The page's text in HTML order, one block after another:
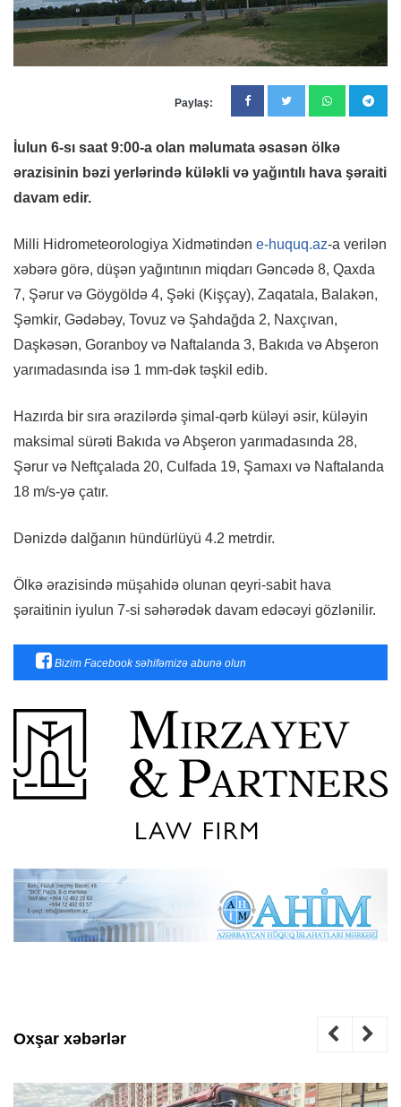
Paylaş:
İulun 6-sı saat 9:00-a olan məlumata əsasən ölkə
ərazisinin bəzi yerlərində küləkli və yağıntılı hava şəraiti
davam edir.
Milli Hidrometeorologiya Xidmətindən e-huquq.az-a verilən
xəbərə görə, düşən yağıntının miqdarı Gəncədə 8, Qaxda
7, Şərur və Göygöldə 4, Şəki (Kişçay), Zaqatala, Balakən,
Şəmkir, Gədəbəy, Tovuz və Şahdağda 2, Naxçıvan,
Daşkəsən, Goranboy və Naftalanda 3, Bakıda və Abşeron
yarımadasında isə 1 mm-dək təşkil edib.
Hazırda bir sıra ərazilərdə şimal-qərb küləyi əsir, küləyin
maksimal sürəti Bakıda və Abşeron yarımadasında 28,
Şərur və Neftçalada 20, Culfada 19, Şamaxı və Naftalanda
18 m/s-yə çatır.
Dənizdə dalğanın hündürlüyü 4.2 metrdir.
Ölkə ərazisində müşahidə olunan qeyri-sabit hava
şəraitinin iyulun 7-si səhərədək davam edəcəyi gözlənilir.
Bizim Facebook səhifəmizə abunə olun
Oxşar xəbərlər